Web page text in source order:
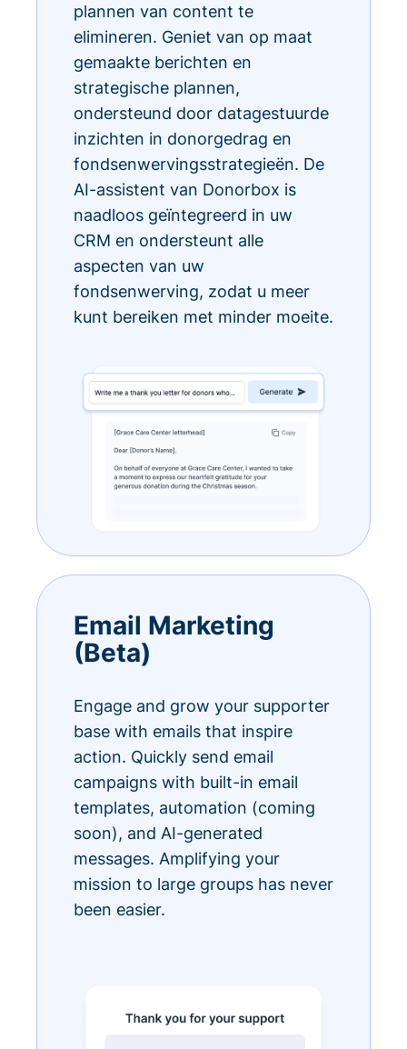
plannen van content te
elimineren. Geniet van op maat
gemaakte berichten en
strategische plannen,
ondersteund door datagestuurde
inzichten in donorgedrag en
fondsenwervingsstrategieën. De
AI-assistent van Donorbox is
naadloos geïntegreerd in uw
CRM en ondersteunt alle
aspecten van uw
fondsenwerving, zodat u meer
kunt bereiken met minder moeite.
Email Marketing
(Beta)
Engage and grow your supporter
base with emails that inspire
action. Quickly send email
campaigns with built-in email
templates, automation (coming
soon), and AI-generated
messages. Amplifying your
mission to large groups has never
been easier.